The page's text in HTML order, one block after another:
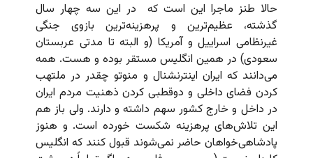
حالا طنز ماجرا این است که در این سه چهار سال
گذشته، عظیم‌ترین و پرهزینه‌ترین بازوی جنگی
غیرنظامی اسراییل و آمریکا (و البته تا مدتی عربستان
سعودی) در همین انگلیس مستقر بوده و هست. همه
می‌دانند که ایران اینترنشنال و منوتو چقدر در ملتهب
کردن فضای داخلی و دوقطبی کردن ذهنیت مردم ایران
در داخل و خارج کشور سهم داشته و دارند. ولی باز هم
این تلاش‌های پرهزینه شکست خورده است. و هنوز
پادشاهی‌خواهان حاضر نمی‌شوند قبول کنند که انگلیس